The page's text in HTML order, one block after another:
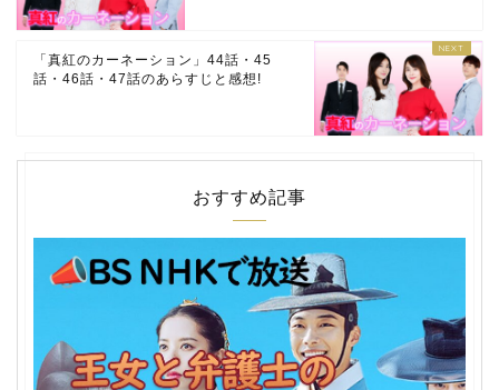
「真紅のカーネーション」44話・45
話・46話・47話のあらすじと感想!
おすすめ記事